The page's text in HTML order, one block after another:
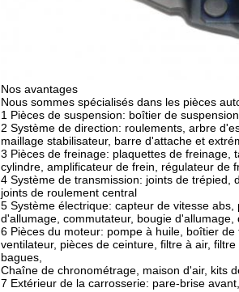
Nos avantages
Nous sommes spécialisés dans les pièces
1 Pièces de suspension: boîtier de
2 Système de direction: roulements, arbre
maillage stabilisateur, barre d'attache et
3 Pièces de freinage: plaquettes de freinage,
cylindre, amplificateur de frein, régulateur de
4 Système de transmission: joints de
joints de roulement central
5 Système électrique: capteur de vitesse
d'allumage, commutateur, bougie
6 Pièces du moteur: pompe à huile, boîtier
ventilateur, pièces de ceinture, filtre à air,
bagues,
Chaîne de chronométrage, maison d'air, kits
7 Extérieur de la carrosserie: pare-brise